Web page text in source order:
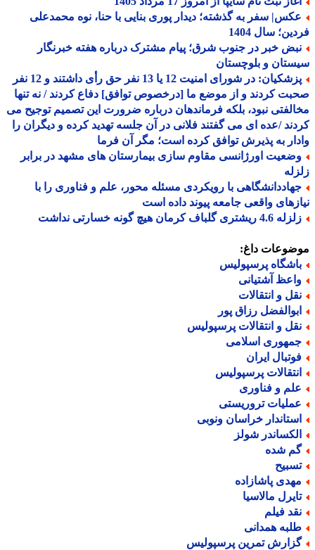
سفر به گذشته؛ دیدار پوری بنایی با حنا، نوه محمدعلی
سال 1404
خبر در جنوب شرق؛ پیام مشترک درباره هفته خبرنگار
و بلوچستان
پزشکیان: در شورای امنیت 12 یا 13 نفر حق رأی داشتند و 12 نفر
کردند و از موضع ما [درخصوص توافق] دفاع کردند / نه تنها
نبود، بلکه فرماندهان درباره ضرورت این تصمیم توجیح می
/عده ای می گفتند فلانی در آن جلسه تهدید کرده و دیگران را
به پذیرش توافق کرده است؛ مگر آن فرما
اورژانسی مقاوم سازی بیمارستان های مشهد در برابر
با رویکردی مسئله محور، علم و فناوری را با
واقعی جامعه پیوند داده است
گلباف کرمان هیچ گونه خسارتی نداشت
داغ:
پرسپولیس
آشتیانی
و انتقالات
رزاق پور
و انتقالات پرسپولیس
اسلامی
ایران
پرسپولیس
و فناوری
تروریستی
خراسان ونوبی
شولز
شده
پاشازاده
مالاسیا
فیلم
همدانی
تمرین پرسپولیس